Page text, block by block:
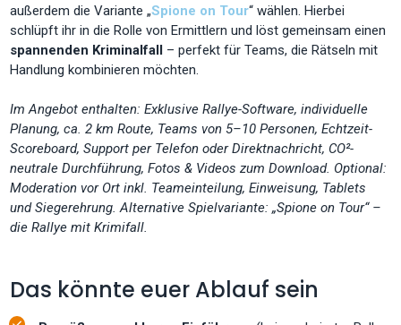
außerdem die Variante „Spione on Tour“ wählen. Hierbei
schlüpft ihr in die Rolle von Ermittlern und löst gemeinsam einen
spannenden Kriminalfall – perfekt für Teams, die Rätseln mit
Handlung kombinieren möchten.
Im Angebot enthalten: Exklusive Rallye-Software, individuelle
Planung, ca. 2 km Route, Teams von 5–10 Personen, Echtzeit-
Scoreboard, Support per Telefon oder Direktnachricht, CO²-
neutrale Durchführung, Fotos & Videos zum Download. Optional:
Moderation vor Ort inkl. Teameinteilung, Einweisung, Tablets
und Siegerehrung. Alternative Spielvariante: „Spione on Tour“ –
die Rallye mit Krimifall.
Das könnte euer Ablauf sein